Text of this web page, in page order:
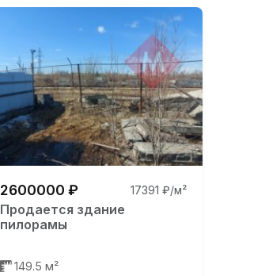
2600000 ₽ 17391 ₽/м²
Продается здание
пилорамы
149.5 м²